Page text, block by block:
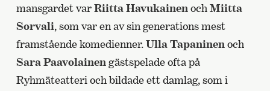
mansgardet varRiitta HavukainenochMiitta
Sorvali, som var en av sin generations mest
framstående komedienner.Ulla Tapaninenoch
Sara Paavolainengästspelade ofta på
Ryhmäteatteri och bildade ett damlag, som i